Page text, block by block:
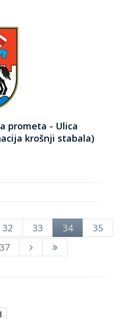
prometa - Ulica
krošnji stabala)
32 33 34
35
37